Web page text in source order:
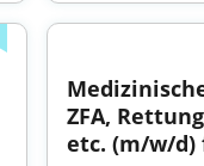
ZFA,
etc. (m/w/d)